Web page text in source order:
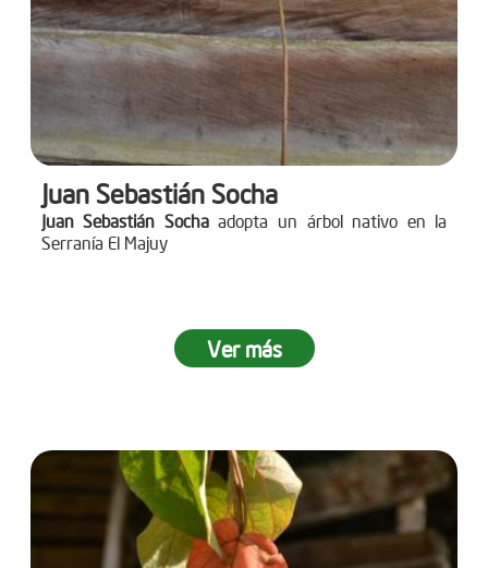
Juan Sebastián Socha
Juan Sebastián Sochaadopta un árbol nativo en la
Serranía El Majuy
Ver más